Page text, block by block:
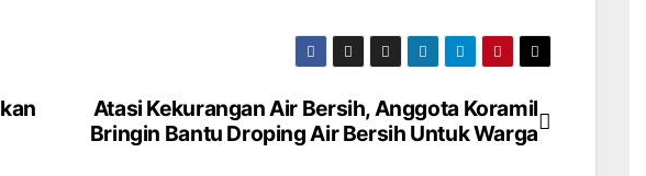
Atasi Kekurangan Air Bersih, Anggota Koramil
Bringin Bantu Droping Air Bersih Untuk Warga